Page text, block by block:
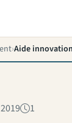
Aide
1